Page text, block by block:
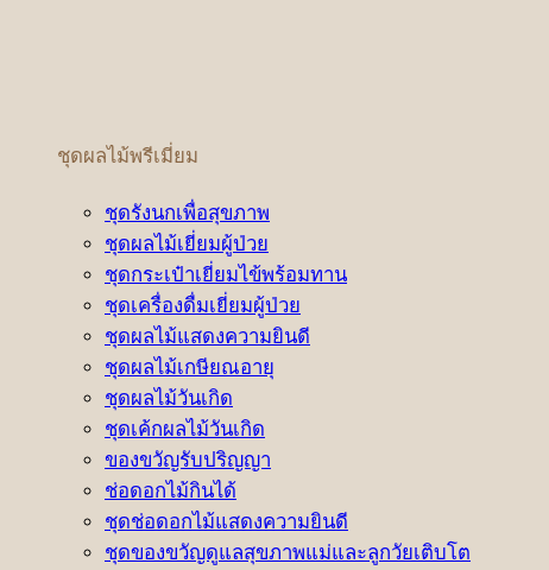
ชุดผลไม้พรีเมี่ยม
ชุดรังนกเพื่อสุขภาพ
ชุดผลไม้เยี่ยมผู้ป่วย
ชุดกระเป๋าเยี่ยมไข้พร้อมทาน
ชุดเครื่องดื่มเยี่ยมผู้ป่วย
ชุดผลไม้แสดงความยินดี
ชุดผลไม้เกษียณอายุ
ชุดผลไม้วันเกิด
ชุดเค้กผลไม้วันเกิด
ของขวัญรับปริญญา
ช่อดอกไม้กินได้
ชุดช่อดอกไม้แสดงความยินดี
ชุดของขวัญดูแลสุขภาพแม่และลูกวัยเติบโต